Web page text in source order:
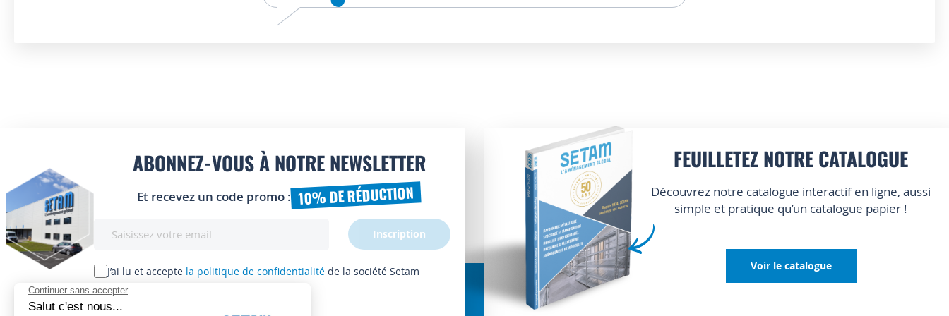
ABONNEZ-VOUS À NOTRE NEWSLETTER
Et recevez un code promo : 10% DE RÉDUCTION
lettre
d’information
:
J’ai lu et accepte la politique de confidentialité de la société Setam
Inscription
FEUILLETEZ NOTRE CATALOGUE
Découvrez notre catalogue interactif en ligne, aussi
simple et pratique qu’un catalogue papier !
Voir le catalogue